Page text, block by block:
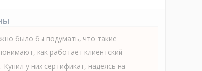
было бы подумать, что такие
как работает клиентский
у них сертификат, надеясь на